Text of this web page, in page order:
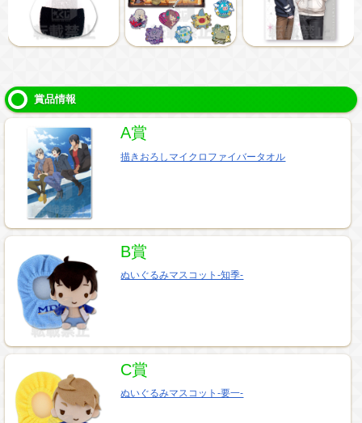
賞品情報
A賞
描きおろしマイクロファイバータオル
B賞
ぬいぐるみマスコット-知季-
C賞
ぬいぐるみマスコット-要一-